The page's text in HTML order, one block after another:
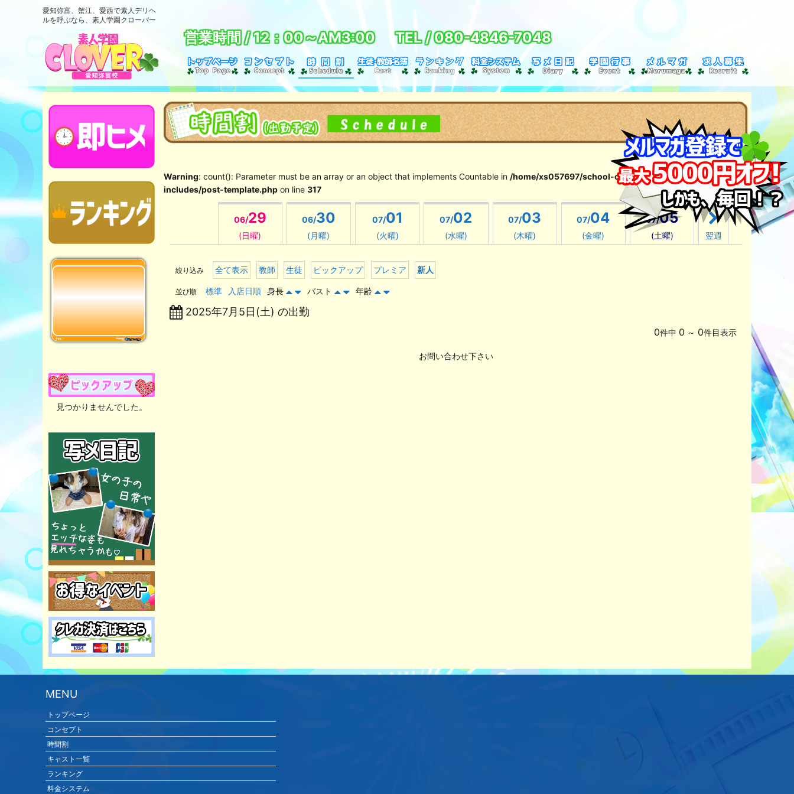
愛知弥富、蟹江、愛西で素人デリヘ
ルを呼ぶなら、素人学園クローバー
営業時間 /12：00～AM3:00 TEL /080-4846-7048
Warning: count(): Parameter must be an array or an object that implements Countable in /home/xs057697/school-clover151.com/public_html/wp-
includes/post-template.php on line 317
06/29
(日曜)
06/30
(月曜)
07/01
(火曜)
07/02
(水曜)
07/03
(木曜)
07/04
(金曜)
07/05
(土曜) 翌週
絞り込み 全て表示 教師 生徒 ピックアップ プレミア 新人
並び順 標準 入店日順 身長 バスト 年齢
2025年7月5日(土) の出勤
0件中 0 ～ 0件目表示
お問い合わせ下さい
見つかりませんでした。
MENU
トップページ
コンセプト
時間割
キャスト一覧
ランキング
料金システム